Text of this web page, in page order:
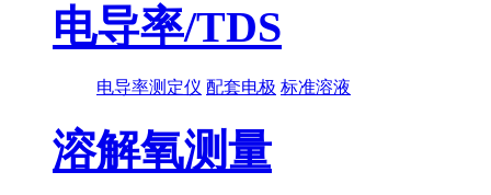
电导率/TDS
电导率测定仪 配套电极 标准溶液
溶解氧测量